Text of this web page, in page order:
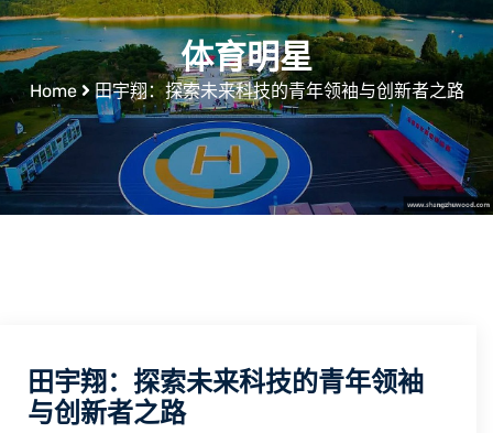
体育明星
Home 田宇翔：探索未来科技的青年领袖与创新者之路
田宇翔：探索未来科技的青年领袖
与创新者之路